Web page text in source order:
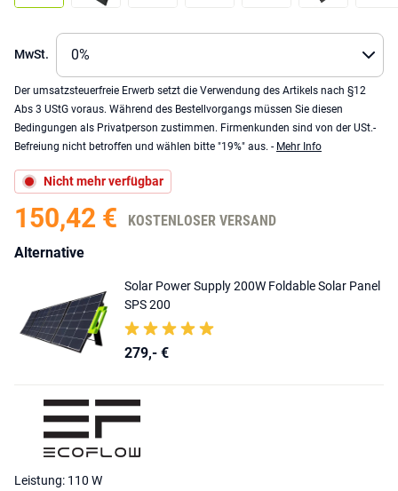
MwSt.
Der umsatzsteuerfreie Erwerb setzt die Verwendung des Artikels nach §12
Abs 3 UStG voraus. Während des Bestellvorgangs müssen Sie diesen
Bedingungen als Privatperson zustimmen. Firmenkunden sind von der USt.-
Befreiung nicht betroffen und wählen bitte "19%" aus. - Mehr Info
Nicht mehr verfügbar
150,42 €
KOSTENLOSER VERSAND
Alternative
Solar Power Supply 200W Foldable Solar Panel
SPS 200
279,- €
Leistung: 110 W